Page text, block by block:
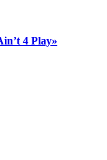
4 Play»